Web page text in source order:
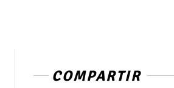
COMPARTIR